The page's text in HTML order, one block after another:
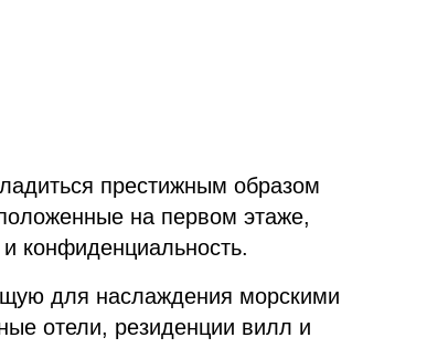
престижным образом
на первом этаже,
конфиденциальность.
для наслаждения морскими
отели, резиденции вилл и